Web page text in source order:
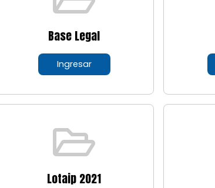
Base Legal
Ingresar
Lotaip 2021